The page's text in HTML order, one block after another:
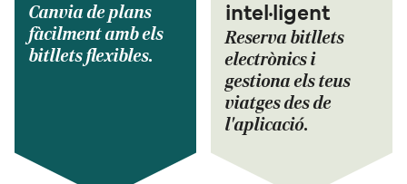
Canvia de plans
fàcilment amb els
bitllets flexibles.
intel·ligent
Reserva bitllets
electrònics i
gestiona els teus
viatges des de
l'aplicació.